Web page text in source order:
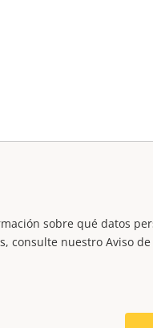
sobre qué datos
consulte nuestro Aviso de